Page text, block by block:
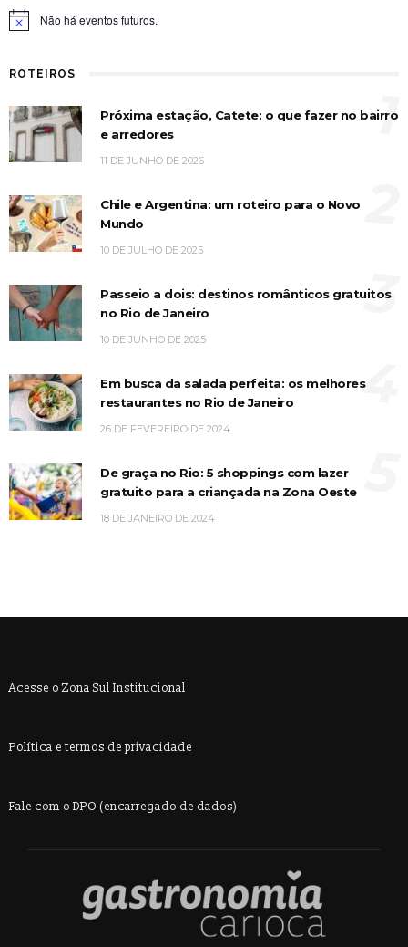
Notice Não há eventos futuros.
ROTEIROS
Próxima estação, Catete: o que fazer no bairro
e arredores
11 DE JUNHO DE 2026
1
Chile e Argentina: um roteiro para o Novo
Mundo
10 DE JULHO DE 2025
Passeio a dois: destinos românticos gratuitos
no Rio de Janeiro
10 DE JUNHO DE 2025
3
Em busca da salada perfeita: os melhores
restaurantes no Rio de Janeiro
26 DE FEVEREIRO DE 2024
4
De graça no Rio: 5 shoppings com lazer
gratuito para a criançada na Zona Oeste
18 DE JANEIRO DE 2024
Acesse o Zona Sul Institucional
Política e termos de privacidade
Fale com o DPO (encarregado de dados)